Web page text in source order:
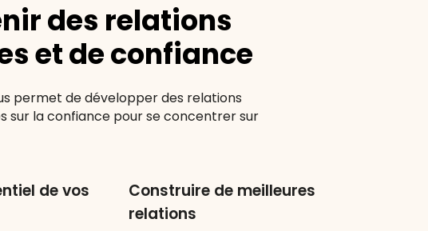
des relations
etdeconfiance
permet de développer des relations
sur la confiance pour se concentrer sur
de vos
Construire de meilleures
relations